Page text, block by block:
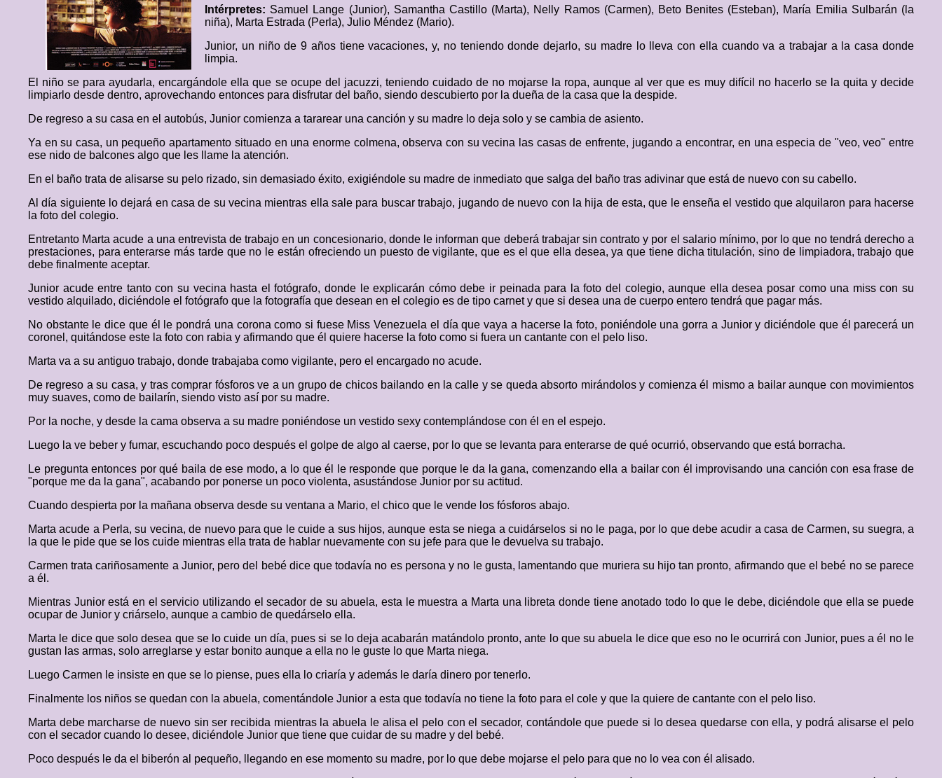
Intérpretes: Samuel Lange (Junior), Samantha Castillo (Marta), Nelly Ramos (Carmen), Beto Benites (Esteban), María Emilia Sulbarán (la
niña), Marta Estrada (Perla), Julio Méndez (Mario).
Junior, un niño de 9 años tiene vacaciones, y, no teniendo donde dejarlo, su madre lo lleva con ella cuando va a trabajar a la casa donde
limpia.
El niño se para ayudarla, encargándole ella que se ocupe del jacuzzi, teniendo cuidado de no mojarse la ropa, aunque al ver que es muy difícil no hacerlo se la quita y decide
limpiarlo desde dentro, aprovechando entonces para disfrutar del baño, siendo descubierto por la dueña de la casa que la despide.
De regreso a su casa en el autobús, Junior comienza a tararear una canción y su madre lo deja solo y se cambia de asiento.
Ya en su casa, un pequeño apartamento situado en una enorme colmena, observa con su vecina las casas de enfrente, jugando a encontrar, en una especia de "veo, veo" entre
ese nido de balcones algo que les llame la atención.
En el baño trata de alisarse su pelo rizado, sin demasiado éxito, exigiéndole su madre de inmediato que salga del baño tras adivinar que está de nuevo con su cabello.
Al día siguiente lo dejará en casa de su vecina mientras ella sale para buscar trabajo, jugando de nuevo con la hija de esta, que le enseña el vestido que alquilaron para hacerse
la foto del colegio.
Entretanto Marta acude a una entrevista de trabajo en un concesionario, donde le informan que deberá trabajar sin contrato y por el salario mínimo, por lo que no tendrá derecho a
prestaciones, para enterarse más tarde que no le están ofreciendo un puesto de vigilante, que es el que ella desea, ya que tiene dicha titulación, sino de limpiadora, trabajo que
debe finalmente aceptar.
Junior acude entre tanto con su vecina hasta el fotógrafo, donde le explicarán cómo debe ir peinada para la foto del colegio, aunque ella desea posar como una miss con su
vestido alquilado, diciéndole el fotógrafo que la fotografía que desean en el colegio es de tipo carnet y que si desea una de cuerpo entero tendrá que pagar más.
No obstante le dice que él le pondrá una corona como si fuese Miss Venezuela el día que vaya a hacerse la foto, poniéndole una gorra a Junior y diciéndole que él parecerá un
coronel, quitándose este la foto con rabia y afirmando que él quiere hacerse la foto como si fuera un cantante con el pelo liso.
Marta va a su antiguo trabajo, donde trabajaba como vigilante, pero el encargado no acude.
De regreso a su casa, y tras comprar fósforos ve a un grupo de chicos bailando en la calle y se queda absorto mirándolos y comienza él mismo a bailar aunque con movimientos
muy suaves, como de bailarín, siendo visto así por su madre.
Por la noche, y desde la cama observa a su madre poniéndose un vestido sexy contemplándose con él en el espejo.
Luego la ve beber y fumar, escuchando poco después el golpe de algo al caerse, por lo que se levanta para enterarse de qué ocurrió, observando que está borracha.
Le pregunta entonces por qué baila de ese modo, a lo que él le responde que porque le da la gana, comenzando ella a bailar con él improvisando una canción con esa frase de
"porque me da la gana", acabando por ponerse un poco violenta, asustándose Junior por su actitud.
Cuando despierta por la mañana observa desde su ventana a Mario, el chico que le vende los fósforos abajo.
Marta acude a Perla, su vecina, de nuevo para que le cuide a sus hijos, aunque esta se niega a cuidárselos si no le paga, por lo que debe acudir a casa de Carmen, su suegra, a
la que le pide que se los cuide mientras ella trata de hablar nuevamente con su jefe para que le devuelva su trabajo.
Carmen trata cariñosamente a Junior, pero del bebé dice que todavía no es persona y no le gusta, lamentando que muriera su hijo tan pronto, afirmando que el bebé no se parece
a él.
Mientras Junior está en el servicio utilizando el secador de su abuela, esta le muestra a Marta una libreta donde tiene anotado todo lo que le debe, diciéndole que ella se puede
ocupar de Junior y criárselo, aunque a cambio de quedárselo ella.
Marta le dice que solo desea que se lo cuide un día, pues si se lo deja acabarán matándolo pronto, ante lo que su abuela le dice que eso no le ocurrirá con Junior, pues a él no le
gustan las armas, solo arreglarse y estar bonito aunque a ella no le guste lo que Marta niega.
Luego Carmen le insiste en que se lo piense, pues ella lo criaría y además le daría dinero por tenerlo.
Finalmente los niños se quedan con la abuela, comentándole Junior a esta que todavía no tiene la foto para el cole y que la quiere de cantante con el pelo liso.
Marta debe marcharse de nuevo sin ser recibida mientras la abuela le alisa el pelo con el secador, contándole que puede si lo desea quedarse con ella, y podrá alisarse el pelo
con el secador cuando lo desee, diciéndole Junior que tiene que cuidar de su madre y del bebé.
Poco después le da el biberón al pequeño, llegando en ese momento su madre, por lo que debe mojarse el pelo para que no lo vea con él alisado.